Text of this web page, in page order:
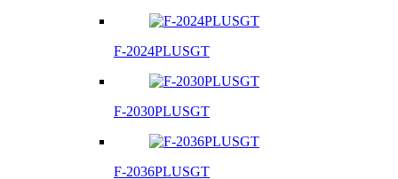
F-2024PLUSGT
F-2030PLUSGT
F-2036PLUSGT